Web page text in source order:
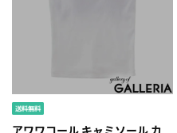
アワワコール キャミソール カ